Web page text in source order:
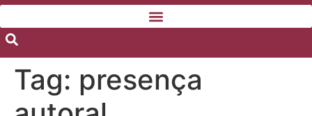
Tag: presença